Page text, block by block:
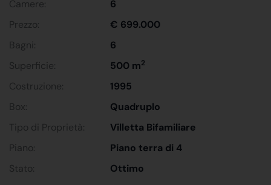
Camere:
6
Prezzo:
€ 699.000
Bagni:
6
Superficie:
500 m2
Costruzione:
1995
Box:
Quadruplo
Tipo di Proprietà:
Villetta Bifamiliare
Piano:
Piano terra di 4
Stato:
Ottimo